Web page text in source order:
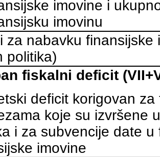
imovine i
imovinu
za nabavku
politika)
fiskalni deficit
deficit korigovan
koje su izvršene
i za subvencije date
imovine